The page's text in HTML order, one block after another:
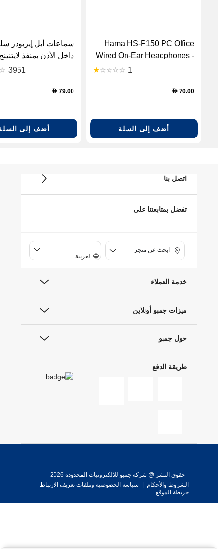
Hama HS-P150 PC Office
Wired On-Ear Headphones -
Black (HAM-53982)
1
D 70.00
أضف إلى السلة
سماعات آبل إيربودز
داخل الأذن بمنفذ
3951
D 79.00
أضف إلى
اتصل بنا
تفضل بمتابعتنا على
ابحث عن متجر
العربية
خدمة العملاء
ميزات جمبو أونلاين
حول جمبو
طريقة الدفع
حقوق النشر @ شركة جمبو للالكترونيات المحدودة 2026
الشروط والأحكام
سياسة الخصوصية وملفات تعريف الارتباط
خريطة الموقع